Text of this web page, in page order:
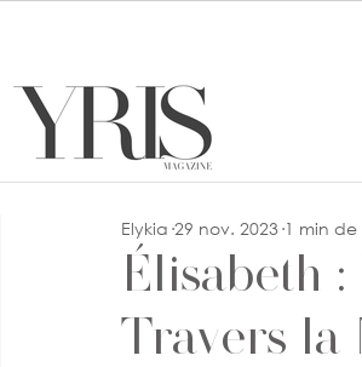
Élisabeth
Travers la
Elykia 29 nov. 2023 1 min